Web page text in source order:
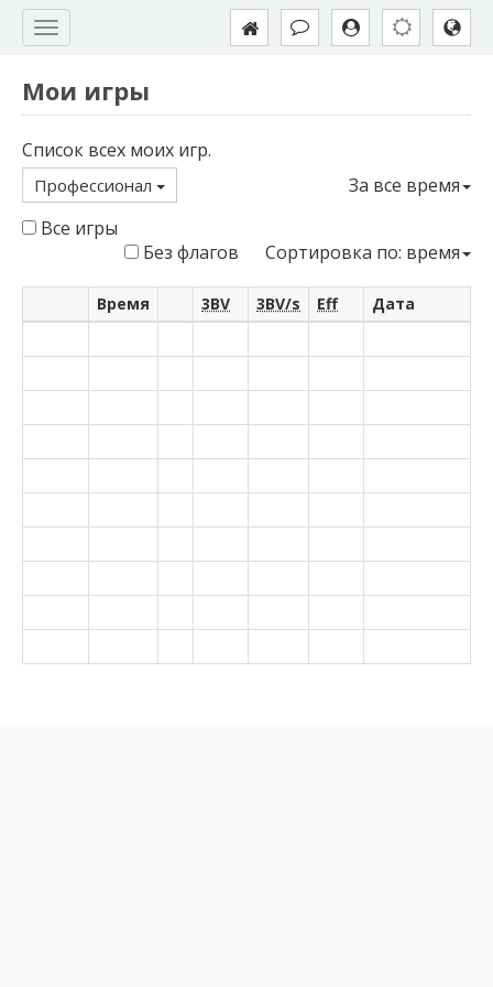
Мои игры
Список всех моих игр.
Профессионал
За все время
Все игры
Без флагов
Сортировка по: время
Время 3BV 3BV/s Eff Дата